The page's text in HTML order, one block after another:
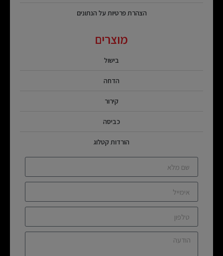
הצהרת פרטיות על הנתונים
מוצרים
בישול
הדחה
קירור
כביסה
הורדות קטלוג